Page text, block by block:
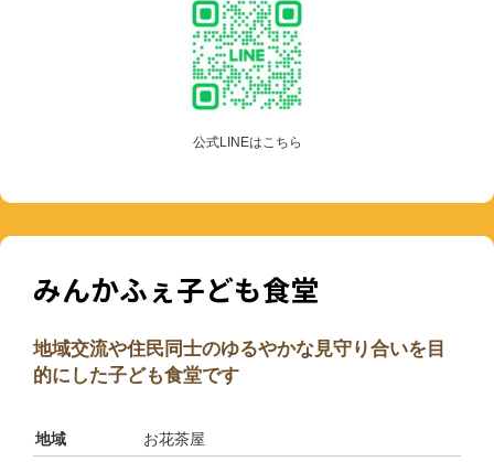
公式LINEはこちら
みんかふぇ子ども食堂
地域交流や住民同士のゆるやかな見守り合いを目
的にした子ども食堂です
地域
お花茶屋